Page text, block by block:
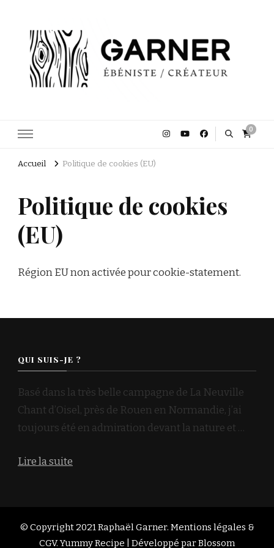
0
Accueil Politique de cookies (EU)
Politique de cookies
(EU)
Région EU non activée pour cookie-statement.
QUI SUIS-JE ?
Basé dans la très belle campagne de La Neuville
Chant d’Oisel, près de Rouen en Normandie, j’ai
toujours été en admiration devant la nature et …
Lire la suite
© Copyright 2021 Raphaël Garner. Mentions légales &
CGV.Yummy Recipe | Développé parBlossom